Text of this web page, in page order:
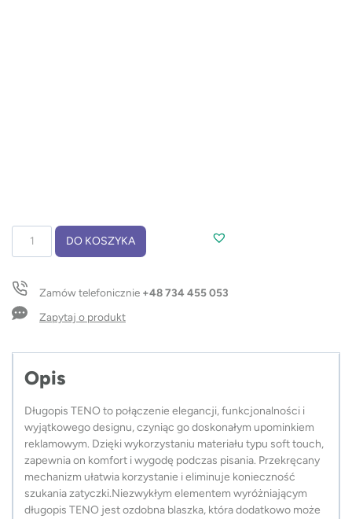
DO KOSZYKA
Zamów telefonicznie +48 734 455 053
Zapytaj o produkt
Opis
Długopis TENO to połączenie elegancji, funkcjonalności i
wyjątkowego designu, czyniąc go doskonałym upominkiem
reklamowym. Dzięki wykorzystaniu materiału typu soft touch,
zapewnia on komfort i wygodę podczas pisania. Przekręcany
mechanizm ułatwia korzystanie i eliminuje konieczność
szukania zatyczki.Niezwykłym elementem wyróżniającym
długopis TENO jest ozdobna blaszka, która dodatkowo może